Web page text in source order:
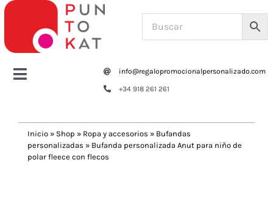
Saltar
contenido
Toggle
Tazas y botellas
info@regalopromocionalpersonalizado.com
+34 918 261 261
Inicio » Shop » Ropa y accesorios » Bufandas
personalizadas » Bufanda personalizada Anut para niño de
polar fleece con flecos